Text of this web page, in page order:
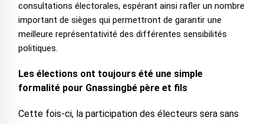
consultations électorales, espérant ainsi rafler un nombre
important de sièges qui permettront de garantir une
meilleure représentativité des différentes sensibilités
politiques.
Les élections ont toujours été une simple
formalité pour Gnassingbé père et fils
Cette fois-ci, la participation des électeurs sera sans